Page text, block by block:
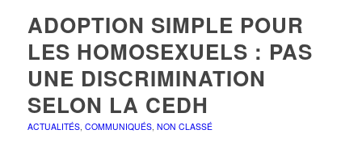
ADOPTION SIMPLE POUR
LES HOMOSEXUELS : PAS
UNE DISCRIMINATION
SELON LA CEDH
ACTUALITÉS, COMMUNIQUÉS, NON CLASSÉ